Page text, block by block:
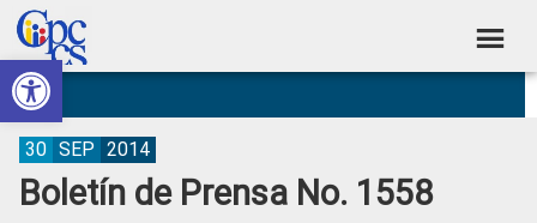
Abrir barra de herramientas
Skip
to
primary
navigation
Skip
to
main
content
Skip
to
primary
sidebar
Skip
to
footer
Consejo
de
Participación
Ciudadana
Construyendo
Poder
Ciudadano
Boletín de Prensa No. 1558
30 SEP 2014